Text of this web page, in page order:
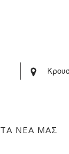
ΤΑ ΝΕΑ ΜΑΣ